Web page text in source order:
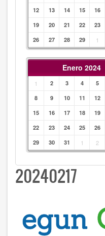
12
13 14 15 16
19
20 21 22 23
26
27 28 29 1
Enero 2024
1 2 3 4 5
8
9 10 11 12
15
16 17 18 19
22
23 24 25 26
29
30 31 1 2
20240217